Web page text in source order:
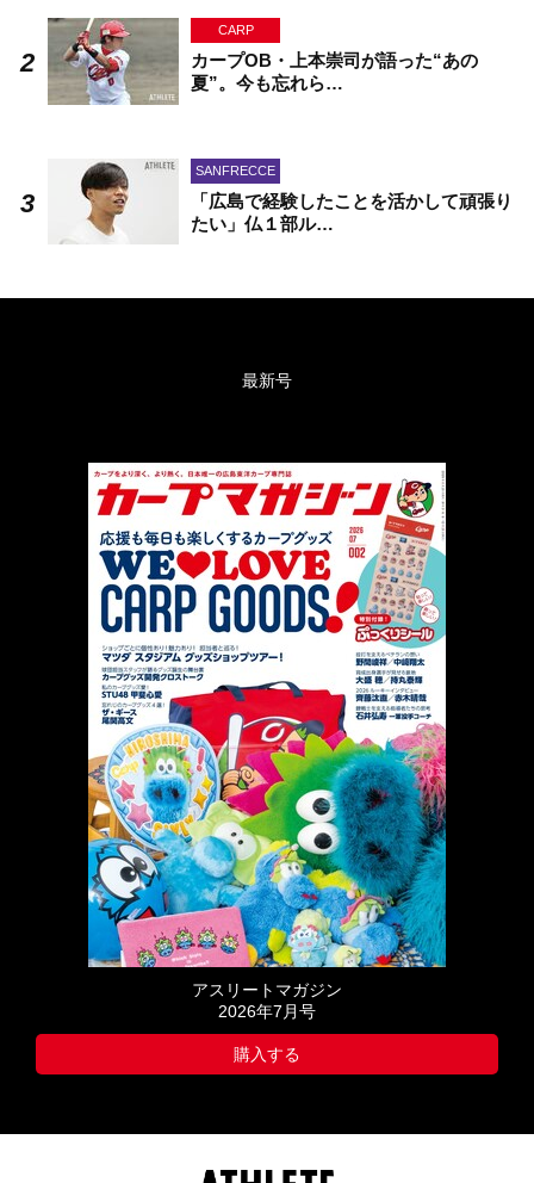
CARP
カープOB・上本崇司が語った“あの
夏”。今も忘れら…
SANFRECCE
「広島で経験したことを活かして頑張り
たい」仏１部ル…
最新号
アスリートマガジン
2026年7月号
購入する